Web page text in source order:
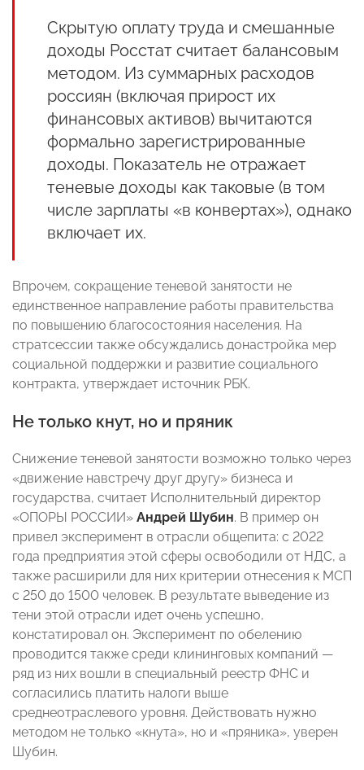
Скрытую оплату труда и смешанные
доходы Росстат считает балансовым
методом. Из суммарных расходов
россиян (включая прирост их
финансовых активов) вычитаются
формально зарегистрированные
доходы. Показатель не отражает
теневые доходы как таковые (в том
числе зарплаты «в конвертах»), однако
включает их.
Впрочем, сокращение теневой занятости не
единственное направление работы правительства
по повышению благосостояния населения. На
стратсессии также обсуждались донастройка мер
социальной поддержки и развитие социального
контракта, утверждает источник РБК.
Не только кнут, но и пряник
Снижение теневой занятости возможно только через
«движение навстречу друг другу» бизнеса и
государства, считает Исполнительный директор
«ОПОРЫ РОССИИ» Андрей Шубин. В пример он
привел эксперимент в отрасли общепита: с 2022
года предприятия этой сферы освободили от НДС, а
также расширили для них критерии отнесения к МСП
с 250 до 1500 человек. В результате выведение из
тени этой отрасли идет очень успешно,
констатировал он. Эксперимент по обелению
проводится также среди клининговых компаний —
ряд из них вошли в специальный реестр ФНС и
согласились платить налоги выше
среднеотраслевого уровня. Действовать нужно
методом не только «кнута», но и «пряника», уверен
Шубин.